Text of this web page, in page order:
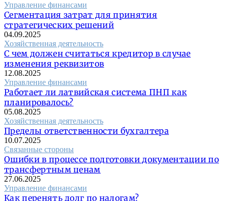
Управление финансами
Сегментация затрат для принятия
стратегических решений
04.09.2025
Хозяйственная деятельность
С чем должен считаться кредитор в случае
изменения реквизитов
12.08.2025
Управление финансами
Работает ли латвийская система ПНП как
планировалось?
05.08.2025
Хозяйственная деятельность
Пределы ответственности бухгалтера
10.07.2025
Связанные стороны
Ошибки в процессе подготовки документации по
трансфертным ценам
27.06.2025
Управление финансами
Как перенять долг по налогам?